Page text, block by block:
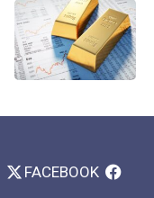
FACEBOOK